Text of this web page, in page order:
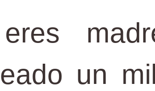
un